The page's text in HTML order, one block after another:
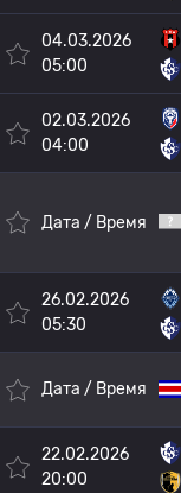
04.03.2026
05:00
02.03.2026
04:00
Дата / Время
26.02.2026
05:30
Дата / Время
22.02.2026
20:00